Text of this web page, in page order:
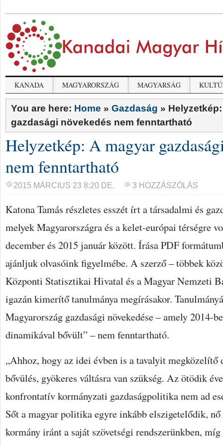
KANADA MAGYARORSZÁG MAGYARSÁG
You are here: Home » Gazdaság »
gazdasági növekedés nem fenntartható
Helyzetkép: A magyar
nem fenntartható
2015 MÁRCIUS 23 8:20 DE. 3 HOZZÁSZÓLÁS
Katona Tamás részletes esszét írt a társadalmi és
melyek Magyarországra és a kelet-európai térségre
december és 2015 január között. Írása PDF
ajánljuk olvasóink figyelmébe. A szerző – többek
Központi Statisztikai Hivatal és a Magyar Nemzeti
igazán kimerítő tanulmánya megírásakor.
Magyarország gazdasági növekedése – amely 2014-
dinamikával bővült” – nem fenntartható.
„Ahhoz, hogy az idei évben is a tavalyit
bővülés, gyökeres váltásra van szükség. Az ötödik
konfrontatív kormányzati gazdaságpolitika nem ad
Sőt a magyar politika egyre inkább elszigetelődik,
kormány iránt a saját szövetségi rendszerünkben,